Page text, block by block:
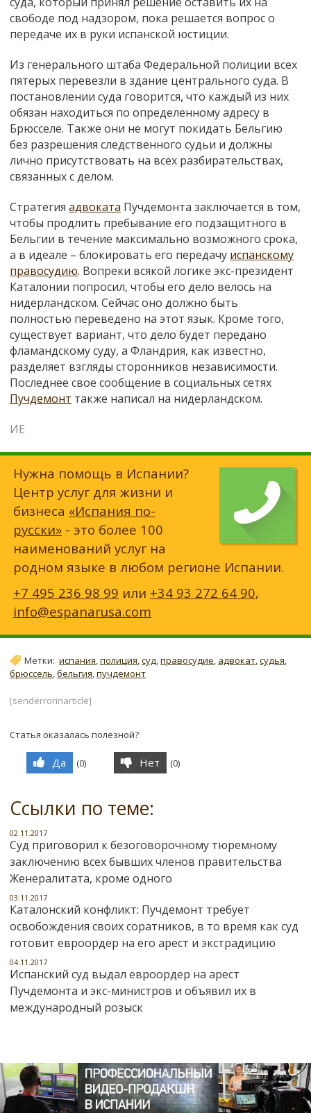
свободе под надзором, пока решается вопрос о
передаче их в руки испанской юстиции.
Из генерального штаба Федеральной полиции всех
пятерых перевезли в здание центрального суда. В
постановлении суда говорится, что каждый из них
обязан находиться по определенному адресу в
Брюсселе. Также они не могут покидать Бельгию
без разрешения следственного судьи и должны
лично присутствовать на всех разбирательствах,
связанных с делом.
Стратегия адвоката Пучдемонта заключается в том,
чтобы продлить пребывание его подзащитного в
Бельгии в течение максимально возможного срока,
а в идеале – блокировать его передачу испанскому
правосудию. Вопреки всякой логике экс-президент
Каталонии попросил, чтобы его дело велось на
нидерландском. Сейчас оно должно быть
полностью переведено на этот язык. Кроме того,
существует вариант, что дело будет передано
фламандскому суду, а Фландрия, как известно,
разделяет взгляды сторонников независимости.
Последнее свое сообщение в социальных сетях
Пучдемонт также написал на нидерландском.
ИЕ
Нужна помощь в Испании?
Центр услуг для жизни и
бизнеса «Испания по-
русски» - это более 100
наименований услуг на
родном языке в любом регионе Испании.
+7 495 236 98 99 или +34 93 272 64 90,
info@espanarusa.com
Метки: испания полиция суд правосудие адвокат судья
брюссель,бельгия,пучдемонт
[senderrorinarticle]
Статья оказалась полезной?
Да (0) Нет (0)
Ссылки по теме:
02.11.2017
Суд приговорил к безоговорочному тюремному
заключению всех бывших членов правительства
Женералитата, кроме одного
03.11.2017
Каталонский конфликт: Пучдемонт требует
освобождения своих соратников, в то время как суд
готовит евроордер на его арест и экстрадицию
04.11.2017
Испанский суд выдал евроордер на арест
Пучдемонта и экс-министров и объявил их в
международный розыск